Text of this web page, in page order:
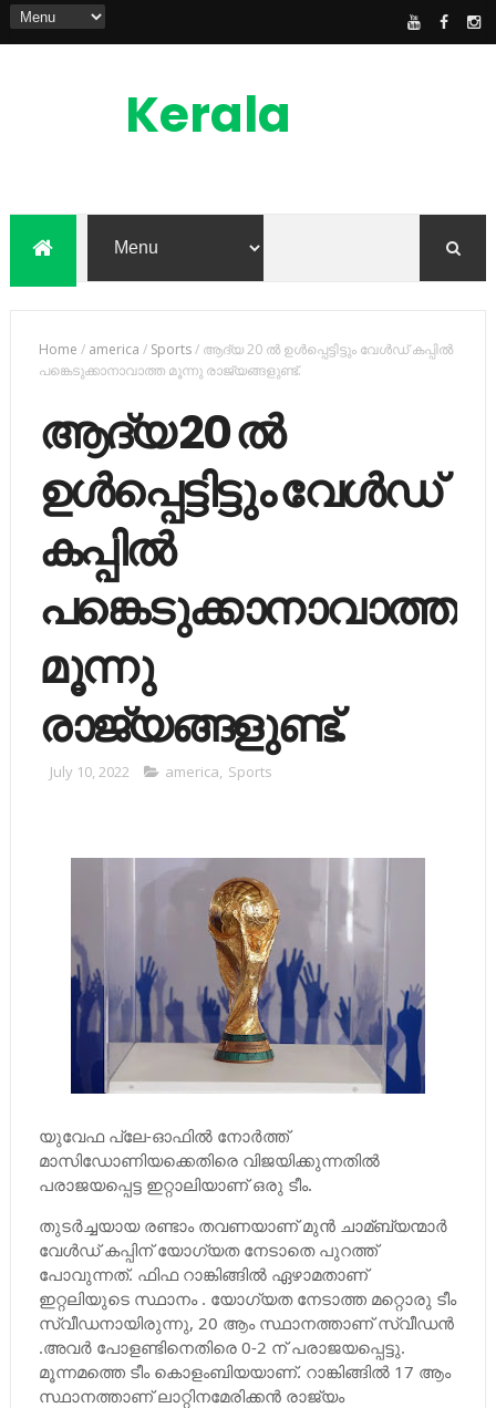
Kerala
Feed
Home / america / Sports/ ആദ്യ 20 ല്‍ ഉള്‍പ്പെട്ടിട്ടും വേള്‍ഡ് കപ്പില്‍
പങ്കെടുക്കാനാവാത്ത മൂന്നു രാജ്യങ്ങളുണ്ട്.
ആദ്യ 20 ല്‍
ഉള്‍പ്പെട്ടിട്ടും വേള്‍ഡ്
കപ്പില്‍
പങ്കെടുക്കാനാവാത്ത
മൂന്നു
രാജ്യങ്ങളുണ്ട്.
July 10, 2022 america, Sports
യുവേഫ പ്ലേ-ഓഫില്‍ നോര്‍ത്ത്
മാസിഡോണിയക്കെതിരെ വിജയിക്കുന്നതില്‍
പരാജയപ്പെട്ട ഇറ്റാലിയാണ് ഒരു ടീം.
തുടര്‍ച്ചയായ രണ്ടാം തവണയാണ് മുന്‍ ചാമ്ബ്യന്മാര്‍
വേള്‍ഡ് കപ്പിന് യോഗ്യത നേടാതെ പുറത്ത്
പോവുന്നത്. ഫിഫ റാങ്കിങ്ങില്‍ ഏഴാമതാണ്
ഇറ്റലിയുടെ സ്ഥാനം . യോഗ്യത നേടാത്ത മറ്റൊരു ടീം
സ്വീഡനായിരുന്നു, 20 ആം സ്ഥാനത്താണ് സ്വീഡന്‍
.അവര്‍ പോളണ്ടിനെതിരെ 0-2 ന് പരാജയപ്പെട്ടു.
മൂന്നമത്തെ ടീം കൊളംബിയയാണ്. റാങ്കിങ്ങില്‍ 17 ആം
സ്ഥാനത്താണ് ലാറ്റിനമേരിക്കന്‍ രാജ്യം